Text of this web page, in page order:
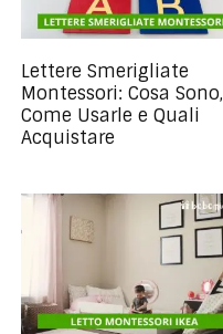
Lettere Smerigliate
Montessori: Cosa Sono,
Come Usarle e Quali
Acquistare